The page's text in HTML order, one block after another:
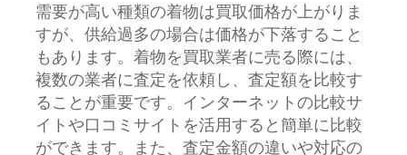
需要が高い種類の着物は買取価格が上がりま
すが、供給過多の場合は価格が下落すること
もあります。着物を買取業者に売る際には、
複数の業者に査定を依頼し、査定額を比較す
ることが重要です。インターネットの比較サ
イトや口コミサイトを活用すると簡単に比較
ができます。また、査定金額の違いや対応の